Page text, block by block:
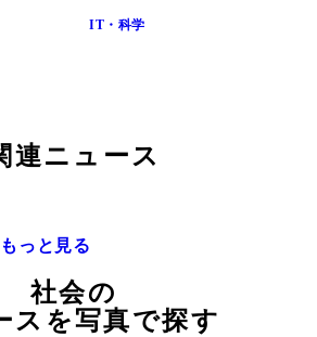
IT・科学
連ニュース
っと見る
社会の
スを写真で探す